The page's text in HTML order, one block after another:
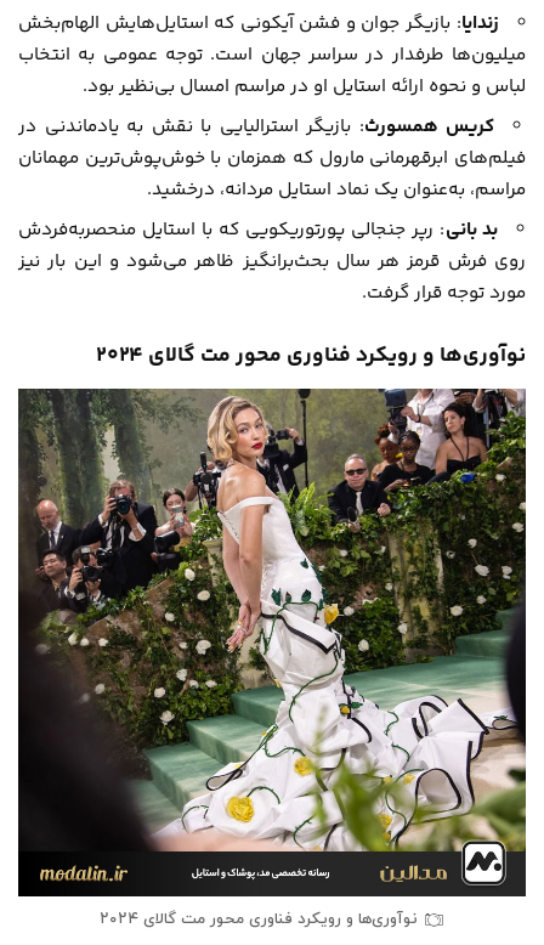
زندایا: بازیگر جوان و فشن آیکونی که استایل‌هایش الهام‌بخش
میلیون‌ها طرفدار در سراسر جهان است. توجه عمومی به انتخاب
لباس و نحوه ارائه استایل او در مراسم امسال بی‌نظیر بود.
کریس همسورث: بازیگر استرالیایی با نقش به یادماندنی در
فیلم‌های ابرقهرمانی مارول که همزمان با خوش‌پوش‌ترین مهمانان
مراسم، به‌عنوان یک نماد استایل مردانه، درخشید.
بد بانی: رپر جنجالی پورتوریکویی که با استایل منحصربه‌فردش
روی فرش قرمز هر سال بحث‌برانگیز ظاهر می‌شود و این بار نیز
مورد توجه قرار گرفت.
نوآوری‌ها و رویکرد فناوری محور مت گالای ۲۰۲۴
نوآوری‌ها و رویکرد فناوری محور مت گالای ۲۰۲۴